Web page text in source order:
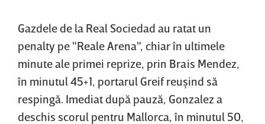
Gazdele de la Real Sociedad au ratat un
penalty pe "Reale Arena", chiar în ultimele
minute ale primei reprize, prin Brais Mendez,
în minutul 45+1, portarul Greif reuşind să
respingă. Imediat după pauză, Gonzalez a
deschis scorul pentru Mallorca, în minutul 50,